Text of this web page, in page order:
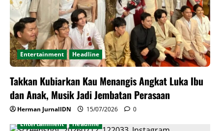
Entertainment Headline
Takkan Kubiarkan Kau Menangis Angkat Luka Ibu
dan Anak, Musik Jadi Jembatan Perasaan
Herman JurnalIDN 15/07/2026
0
Entertainment
Headline